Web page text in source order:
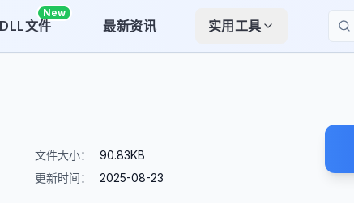
DLL文件
New
最新资讯
实用工具
搜索
文件大小：
90.83KB
更新时间：
2025-08-23